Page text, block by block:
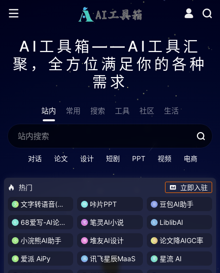
AI工具箱——AI工具汇
聚，全方位满足你的各种
需求
站内 常用 搜索 工具 社区 生活
对话 论文 设计 短剧 PPT 视频 电商
热门
立即入驻
文字转语音(琅琅配音)
咔片PPT 豆包AI助手
68爱写-AI论文写作 笔灵AI小说 LiblibAI
小浣熊AI助手 堆友AI设计 论文降AIGC率
爱派 AiPy 讯飞星辰MaaS 星流 AI